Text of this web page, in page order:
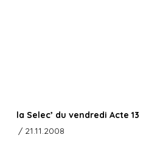
la Selec’ du vendredi Acte 13
/ 21.11.2008